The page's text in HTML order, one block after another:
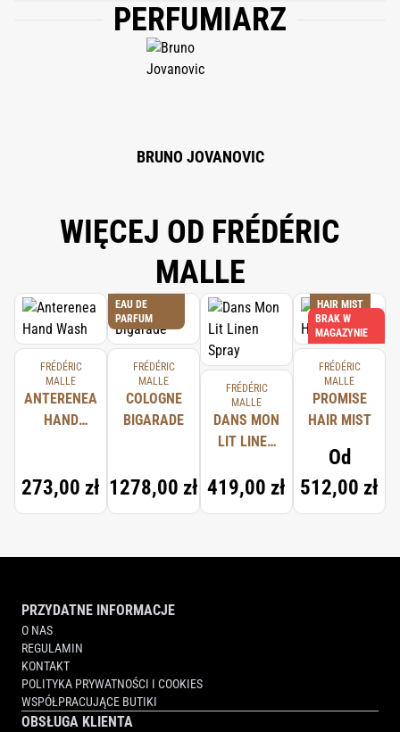
ALCOHOL DENAT., FRAGRANCE (PARFUM), WATER\AQUA\EAU, LIMONENE,
ALPHA-ISOMETHYL IONONE, LINALOOL, BENZYL BENZOATE, CITRAL,
EVERNIA PRUNASTRI (OAKMOSS) EXTRACT, CINNAMAL, EUGENOL,
GERANIOL, CITRONELLOL, BHT.
PERFUMIARZ
BRUNO JOVANOVIC
WIĘCEJ OD FRÉDÉRIC
MALLE
FRÉDÉRIC
MALLE
ANTERENEA
HAND
273,00 zł
EAU DE
PARFUM
FRÉDÉRIC
MALLE
COLOGNE
BIGARADE
1278,00 zł
FRÉDÉRIC
MALLE
DANS MON
LIT LINEN
419,00 zł
HAIR MIST
BRAK W
MAGAZYNIE
FRÉDÉRIC
MALLE
PROMISE
HAIR MIST
Od
512,00 zł
PRZYDATNE INFORMACJE
O NAS
REGULAMIN
KONTAKT
POLITYKA PRYWATNOŚCI I COOKIES
WSPÓŁPRACUJĄCE BUTIKI
OBSŁUGA KLIENTA